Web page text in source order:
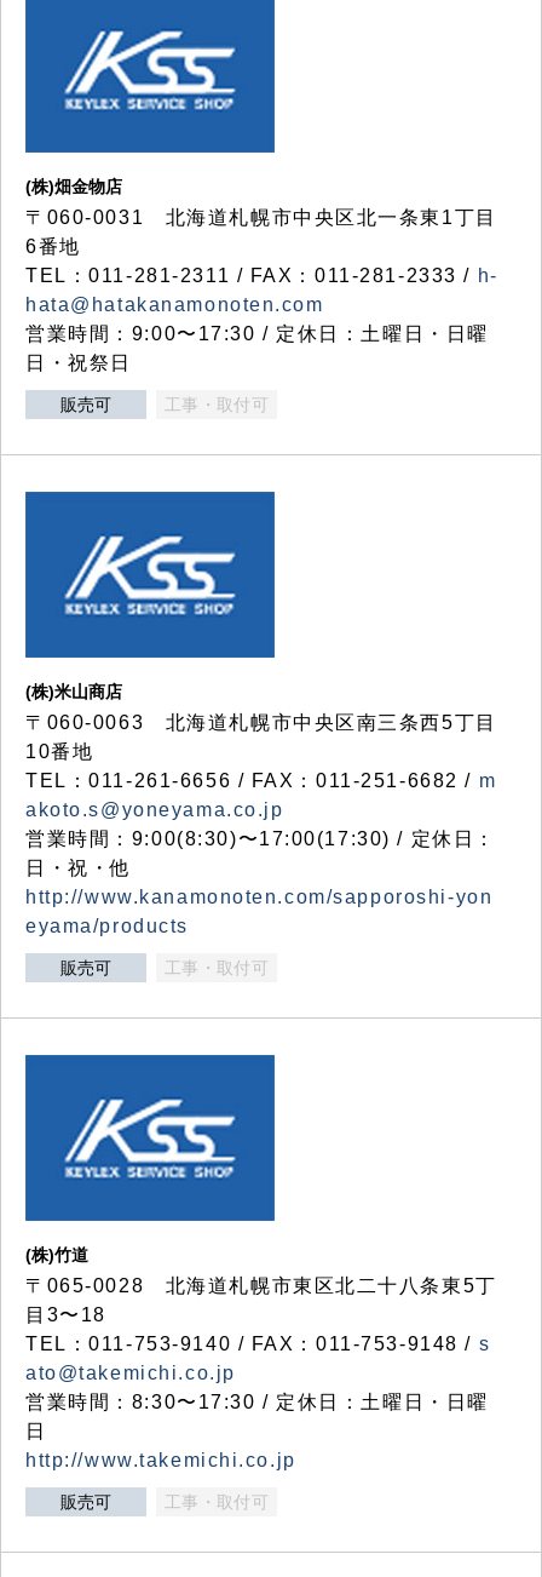
(株)畑金物店
〒060-0031 北海道札幌市中央区北一条東1丁目
6番地
TEL：011-281-2311 / FAX：011-281-2333 / h-
hata@hatakanamonoten.com
営業時間：9:00〜17:30 / 定休日：土曜日・日曜
日・祝祭日
販売可 工事・取付可
(株)米山商店
〒060-0063 北海道札幌市中央区南三条西5丁目
10番地
TEL：011-261-6656 / FAX：011-251-6682 / m
akoto.s@yoneyama.co.jp
営業時間：9:00(8:30)〜17:00(17:30) / 定休日：
日・祝・他
http://www.kanamonoten.com/sapporoshi-yon
eyama/products
販売可 工事・取付可
(株)竹道
〒065-0028 北海道札幌市東区北二十八条東5丁
目3〜18
TEL：011-753-9140 / FAX：011-753-9148 / s
ato@takemichi.co.jp
営業時間：8:30〜17:30 / 定休日：土曜日・日曜
日
http://www.takemichi.co.jp
販売可 工事・取付可